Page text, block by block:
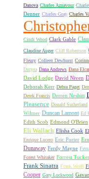
Danova Charles Aznavour
Denner Charles Gray Charles
Cindi Wood Clark Gable
Claudine Auger Cliff Robertson
Fleury Colleen Dewhurst
Duryea Dana Andrews Dana Elcar
David Lodge David Niven
Deborah Kerr Debra Paget
Derek Francis Derren Nesbitt
Pleasence Donald Sutherland
Wilmer Duncan Lamont Ed
Edith Scob Edmond O'Brien
Eli Wallach Elisha Cook
Enrique Lucero Eric Porter
Dunaway Ferdy Mayne
Forest Whitaker Forrest Tucker
Frank Sinatra Frank Wolff
Cooper Gary Lockwood